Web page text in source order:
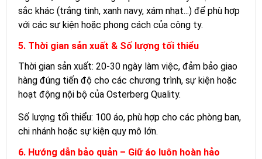
sắc khác (trắng tinh, xanh navy, xám nhạt...) để phù hợp
với các sự kiện hoặc phong cách của công ty.
5. Thời gian sản xuất & Số lượng tối thiểu
Thời gian sản xuất: 20-30 ngày làm việc, đảm bảo giao
hàng đúng tiến độ cho các chương trình, sự kiện hoặc
hoạt động nội bộ của Osterberg Quality.
Số lượng tối thiểu: 100 áo, phù hợp cho các phòng ban,
chi nhánh hoặc sự kiện quy mô lớn.
6. Hướng dẫn bảo quản – Giữ áo luôn hoàn hảo